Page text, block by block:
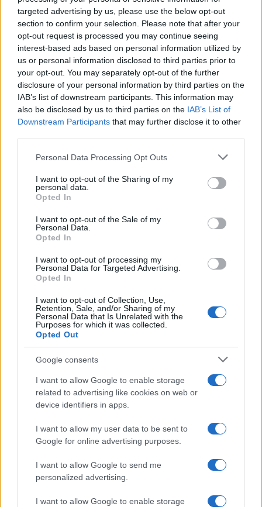
targeted advertising by us, please use the below opt-out
section to confirm your selection. Please note that after your
opt-out request is processed you may continue seeing
interest-based ads based on personal information utilized by
us or personal information disclosed to third parties prior to
your opt-out. You may separately opt-out of the further
disclosure of your personal information by third parties on the
IAB’s list of downstream participants. This information may
also be disclosed by us to third parties on the IAB’s List of
Downstream Participants that may further disclose it to other
Please note that this website/app uses one or more Google
not limited to your visit or usage behaviour. You may click to
grant or deny consent to Google and its third-party tags to
use your data for below specified purposes in below Google
consent section.
Personal Data Processing Opt Outs
I want to opt-out of the Sharing of my
personal data.
Opted In
I want to opt-out of the Sale of my
Personal Data.
Opted In
I want to opt-out of processing my
Personal Data for Targeted Advertising.
Opted In
I want to opt-out of Collection, Use,
Retention, Sale, and/or Sharing of my
Personal Data that Is Unrelated with the
Purposes for which it was collected.
Opted Out
Google consents
I want to allow Google to enable storage
related to advertising like cookies on web or
device identifiers in apps.
I want to allow my user data to be sent to
Google for online advertising purposes.
I want to allow Google to send me
personalized advertising.
I want to allow Google to enable storage
345 356 7512
Ricevi le nostre ultime news
daGoogle News
Condividi l'articolo
F
a
ce
b
o
o
k
T
w
it
te
r
Pi
n
te
re
st
W
at
A
p
p
S
a
Articolo precedente
Prossimo articolo
NOTIZIE RECENTI
Olbia, le previsioni meteo per lunedì 10 agosto
2026
Le ultime offerte di lavoro a Olbia e in Gallura
segnalazione dei residenti
Incendi in Gallura, devastati un chiosco e due
furgoni: le indagini